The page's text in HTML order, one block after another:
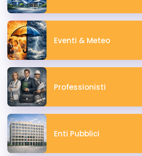
Eventi & Meteo
Professionisti
Enti Pubblici